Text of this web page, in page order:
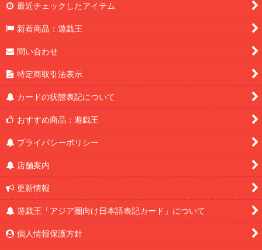
最近チェックしたアイテム
新着商品：遊戯王
問い合わせ
特定商取引法表示
カードの状態表記について
おすすめ商品：遊戯王
プライバシーポリシー
店舗案内
更新情報
遊戯王「アジア圏向け日本語表記カード」について
個人情報保護方針